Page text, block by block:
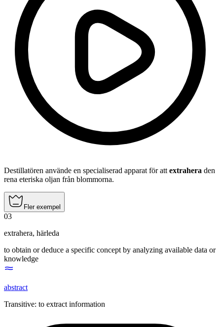
Destillatören använde en specialiserad apparat för att extrahera den
rena eteriska oljan från blommorna.
Fler exempel
03
extrahera, härleda
to obtain or deduce a specific concept by analyzing available data or
knowledge
abstract
Transitive: to extract information